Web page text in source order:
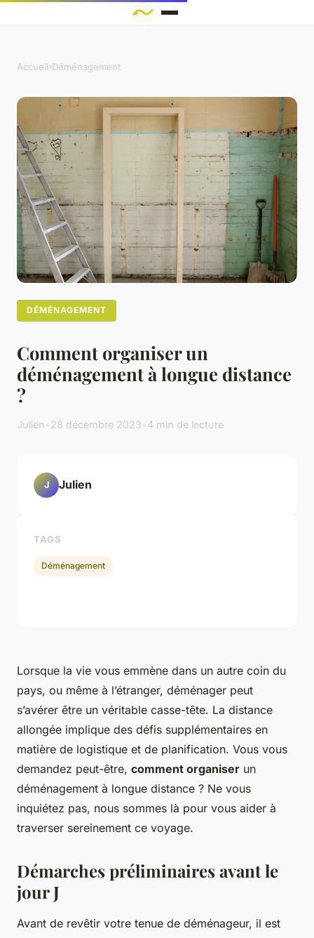
Accueil›Déménagement
DÉMÉNAGEMENT
Comment organiser un
déménagement à longue distance
?
Julien •28 décembre 2023•4 min de lecture
Lorsque la vie vous emmène dans un autre coin du
pays, ou même à l’étranger, déménager peut
s’avérer être un véritable casse-tête. La distance
allongée implique des défis supplémentaires en
matière de logistique et de planification. Vous vous
demandez peut-être, comment organiser un
déménagement à longue distance ? Ne vous
inquiétez pas, nous sommes là pour vous aider à
traverser sereinement ce voyage.
Démarches préliminaires avant le
jour J
Avant de revêtir votre tenue de déménageur, il est
J Julien
TAGS
Déménagement